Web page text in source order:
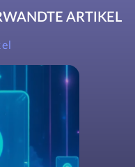
ARTIKEL